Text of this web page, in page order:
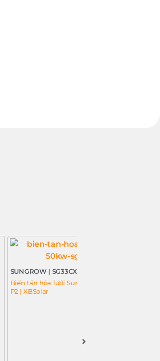
SUNGROW | SG33CX-P2
Biến tần hòa lưới Sungrow 33kW SG33CX-
P2 | XBSolar